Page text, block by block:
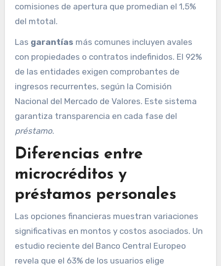
comisiones de apertura que promedian el 1,5%
del mtotal.
Las garantías más comunes incluyen avales
con propiedades o contratos indefinidos. El 92%
de las entidades exigen comprobantes de
ingresos recurrentes, según la Comisión
Nacional del Mercado de Valores. Este sistema
garantiza transparencia en cada fase del
préstamo.
Diferencias entre
microcréditos y
préstamos personales
Las opciones financieras muestran variaciones
significativas en montos y costos asociados. Un
estudio reciente del Banco Central Europeo
revela que el 63% de los usuarios elige